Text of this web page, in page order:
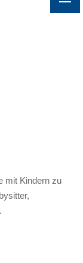
mit Kindern zu